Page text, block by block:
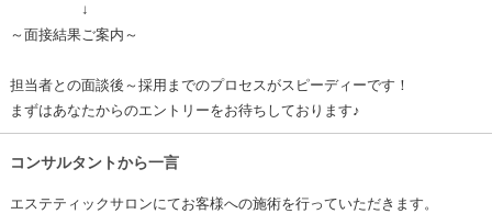
↓
～面接結果ご案内～
担当者との面談後～採用までのプロセスがスピーディーです！
まずはあなたからのエントリーをお待ちしております♪
コンサルタントから一言
エステティックサロンにてお客様への施術を行っていただきます。